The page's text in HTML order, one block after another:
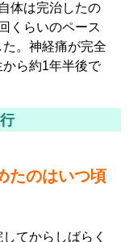
体は完治したの
くらいのペース
。神経痛が完全
ら約1年半後で
のはいつ頃
てからしばらく